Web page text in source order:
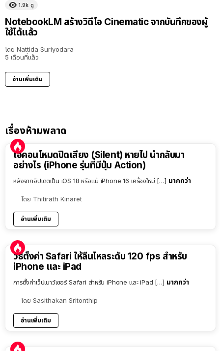
1.9k ดู
NotebookLM สร้างวิดีโอ Cinematic จากบันทึกของผู้
ใช้ได้แล้ว
โดย Nattida Suriyodara
5 เดือนที่แล้ว
อ่านเพิ่มเติม
เรื่องห้ามพลาด
ไอคอนโหมดปิดเสียง (Silent) หายไป นำกลับมา
อย่างไร (iPhone รุ่นที่มีปุ่ม Action)
หลังจากอัปเดตเป็น iOS 18 หรือแม้ iPhone 16 เครื่องใหม่ […] มากกว่า
โดย Thitirath Kinaret
อ่านเพิ่มเติม
วิธีตั้งค่า Safari ให้ลื่นไหลระดับ 120 fps สำหรับ
iPhone และ iPad
การตั้งค่าเว็ปเบาว์เซอร์ Safari สำหรับ iPhone และ iPad […] มากกว่า
โดย Sasithakan Sritonthip
อ่านเพิ่มเติม